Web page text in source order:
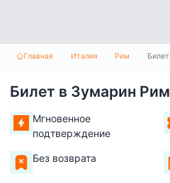
Главная Италия Рим
Билет в Зумарин Рим
Мгновенное
подтверждение
Без возврата